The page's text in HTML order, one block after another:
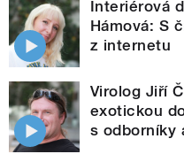
Interiérová
Hámová: S
z internetu
Virolog Jiří
exotickou
s odborníky